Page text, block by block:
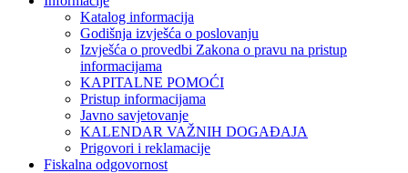
Katalog informacija
Godišnja izvješća o poslovanju
Izvješća o provedbi Zakona o pravu na pristup
informacijama
KAPITALNE POMOĆI
Pristup informacijama
Javno savjetovanje
KALENDAR VAŽNIH DOGAĐAJA
Prigovori i reklamacije
Fiskalna odgovornost